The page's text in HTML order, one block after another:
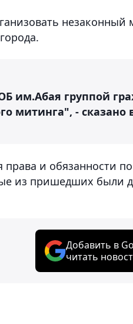
незаконный
им.Абая группой
митинга", - сказано
и обязанности по
из пришедших были
Добавить в
читать